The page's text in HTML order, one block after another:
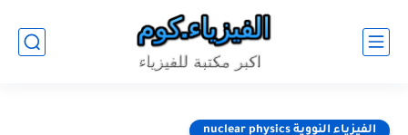
الفيزياء النووية nuclear physics